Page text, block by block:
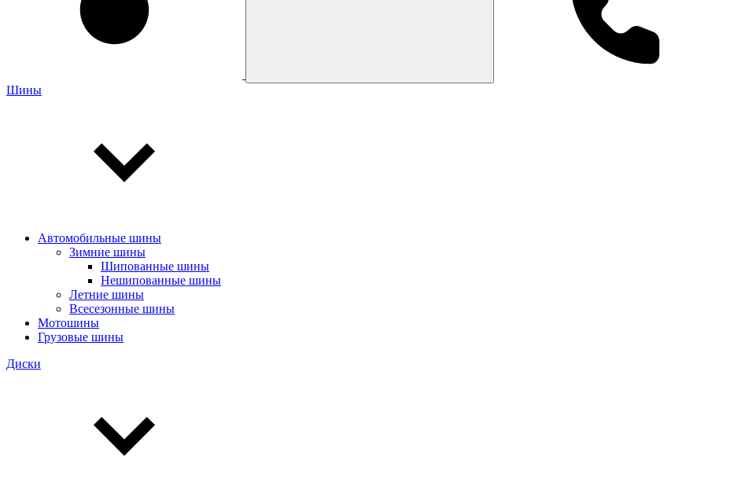
Шины
Автомобильные шины
Зимние шины
Шипованные шины
Нешипованные шины
Летние шины
Всесезонные шины
Мотошины
Грузовые шины
Диски